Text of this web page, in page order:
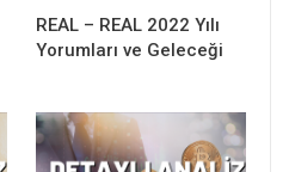
REAL – REAL 2022 Yılı
Yorumları ve Geleceği